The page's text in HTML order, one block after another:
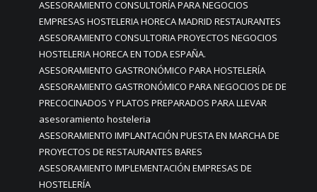
ASESORAMIENTO CONSULTORÍA PARA NEGOCIOS
EMPRESAS HOSTELERIA HORECA MADRID RESTAURANTES
ASESORAMIENTO CONSULTORIA PROYECTOS NEGOCIOS
HOSTELERIA HORECA EN TODA ESPAÑA.
ASESORAMIENTO GASTRONÓMICO PARA HOSTELERÍA
ASESORAMIENTO GASTRONÓMICO PARA NEGOCIOS DE DE
PRECOCINADOS Y PLATOS PREPARADOS PARA LLEVAR
asesoramiento hosteleria
ASESORAMIENTO IMPLANTACIÓN PUESTA EN MARCHA DE
PROYECTOS DE RESTAURANTES BARES
ASESORAMIENTO IMPLEMENTACIÓN EMPRESAS DE
HOSTELERÍA